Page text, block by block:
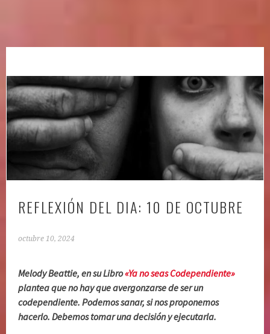
REFLEXIÓN DEL DIA: 10 DE OCTUBRE
octubre 10, 2024
Melody Beattie, en su Libro«Ya no seas Codependiente»
plantea que no hay que avergonzarse de ser un
codependiente. Podemos sanar, si nos proponemos
hacerlo. Debemos tomar una decisión y ejecutarla.